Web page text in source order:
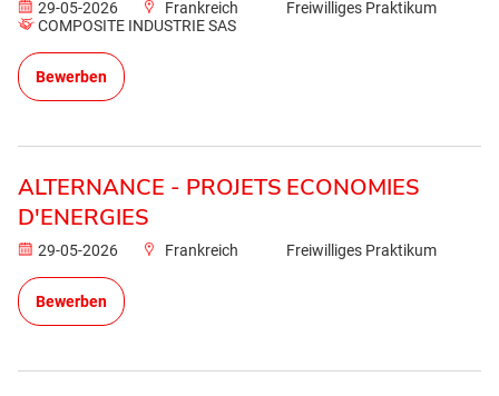
29-05-2026 Frankreich
Freiwilliges Praktikum
COMPOSITE INDUSTRIE SAS
Bewerben
ALTERNANCE - PROJETS ECONOMIES
D'ENERGIES
29-05-2026 Frankreich Freiwilliges Praktikum
Bewerben